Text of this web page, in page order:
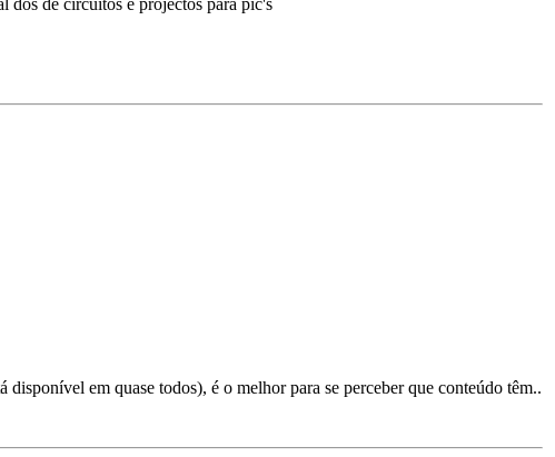
dos de circuitos e projectos para pic's
em quase todos), é o melhor para se perceber que conteúdo têm..